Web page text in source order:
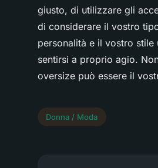
giusto, di utilizzare gli
di considerare il vostro
personalità e il vostro
sentirsi a proprio agio.
oversize può essere il
Donna / Moda